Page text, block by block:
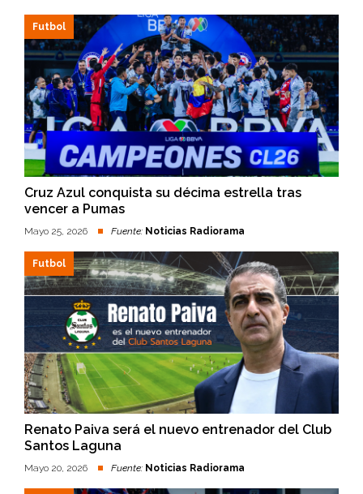
Futbol
Cruz Azul conquista su décima estrella tras
vencer a Pumas
Mayo 25, 2026 Fuente: Noticias Radiorama
Futbol
Renato Paiva será el nuevo entrenador del Club
Santos Laguna
Mayo 20, 2026 Fuente: Noticias Radiorama